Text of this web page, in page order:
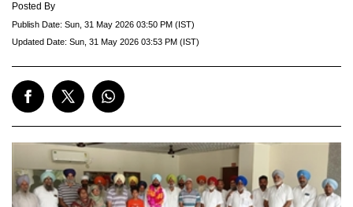
Posted By
Publish Date: Sun, 31 May 2026 03:50 PM (IST)
Updated Date: Sun, 31 May 2026 03:53 PM (IST)